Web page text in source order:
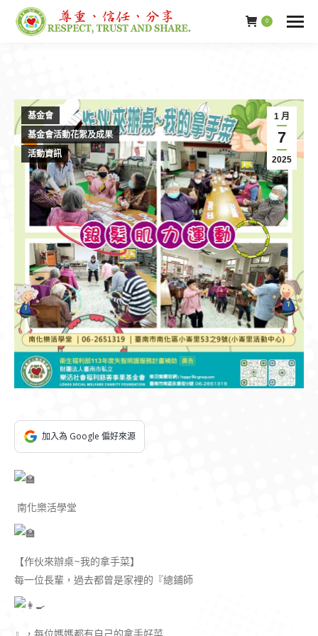
0
1 月
7
2025
基金會
基金會活動花絮及成果
活動資訊
加入為 Google 偏好來源
南化樂活學堂
【作伙來辦桌~我的拿手菜】
每一位長輩，過去都曾是家裡的『總鋪師